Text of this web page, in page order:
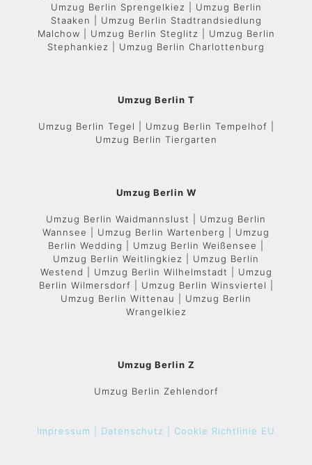
Umzug Berlin Sprengelkiez | Umzug Berlin
Staaken | Umzug Berlin Stadtrandsiedlung
Malchow | Umzug Berlin Steglitz | Umzug Berlin
Stephankiez | Umzug Berlin Charlottenburg
Umzug Berlin T
Umzug Berlin Tegel | Umzug Berlin Tempelhof |
Umzug Berlin Tiergarten
Umzug Berlin W
Umzug Berlin Waidmannslust | Umzug Berlin
Wannsee | Umzug Berlin Wartenberg | Umzug
Berlin Wedding | Umzug Berlin Weißensee |
Umzug Berlin Weitlingkiez | Umzug Berlin
Westend | Umzug Berlin Wilhelmstadt | Umzug
Berlin Wilmersdorf | Umzug Berlin Winsviertel |
Umzug Berlin Wittenau | Umzug Berlin
Wrangelkiez
Umzug Berlin Z
Umzug Berlin Zehlendorf
Impressum | Datenschutz | Cookie Richtlinie EU